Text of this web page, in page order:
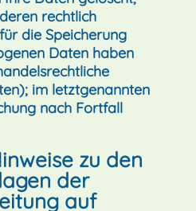
rechtlich
die Speicherung
Daten haben
im letztgenannten
nach Fortfall
zu den
der
auf